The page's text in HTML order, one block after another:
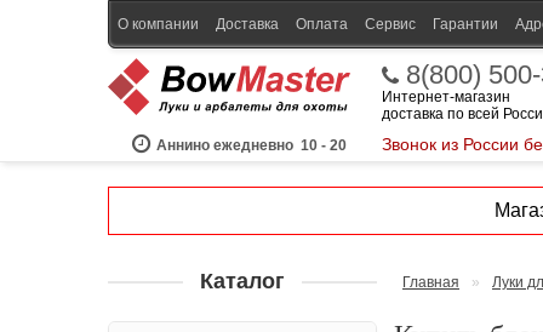
О компании Доставка Оплата Сервис Гарантии
Аннино ежедневно 10 - 20
8(800)
Интернет-магазин
доставка по всей
Звонок из России
Каталог Главная » Луки